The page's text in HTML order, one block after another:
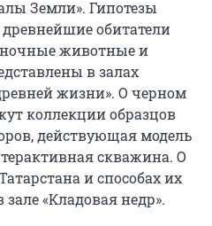
Земли». Гипотезы
обитатели
животные и
в залах
жизни». О черном
коллекции образцов
действующая модель
скважина. О
и способах их
«Кладовая недр».